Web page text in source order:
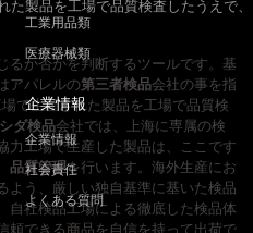
製品を工場で品質検査したうえで、
るか否かを判断するツールです。基
アパレルの第三者検品会社の事を指
で生産された製品を工場で品質検
ダ検品会社では、上海に専属の検
力工場で生産した製品は、ここです
品質管理を行います。海外生産にお
よう、厳しい独自基準に基いた検品
自社検品工場による徹底した検品体
頼できる商品を自信を持って出荷で
工業用品類
医療器械類
企業情報
企業情報
社会責任
よくある質問